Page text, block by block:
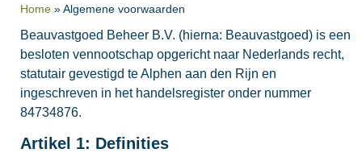
Home » Algemene voorwaarden
Beauvastgoed Beheer B.V. (hierna: Beauvastgoed) is een
besloten vennootschap opgericht naar Nederlands recht,
statutair gevestigd te Alphen aan den Rijn en
ingeschreven in het handelsregister onder nummer
84734876.
Artikel 1: Definities